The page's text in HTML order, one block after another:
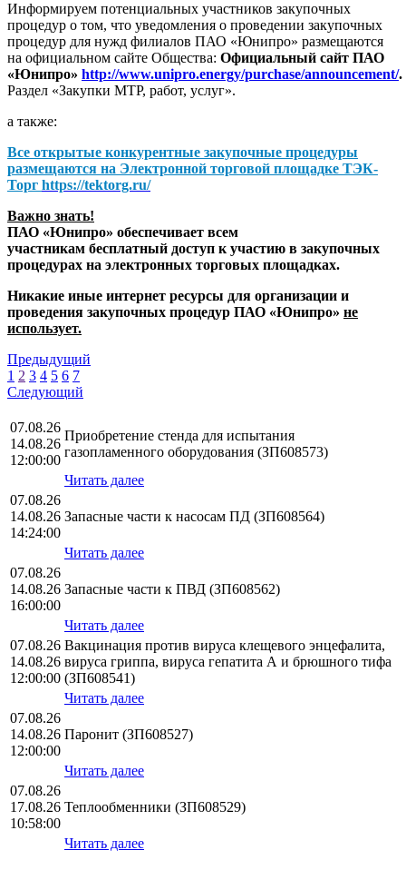
Информируем потенциальных участников закупочных
процедур о том, что уведомления о проведении закупочных
процедур для нужд филиалов ПАО «Юнипро» размещаются
на официальном сайте Общества: Официальный сайт ПАО
«Юнипро» http://www.unipro.energy/purchase/announcement/.
Раздел «Закупки МТР, работ, услуг».
а также:
Все открытые конкурентные закупочные процедуры
размещаются на Электронной торговой площадке ТЭК-
Торг https://tektorg.ru/
Важно знать!
ПАО «Юнипро» обеспечивает всем
участникам бесплатный доступ к участию в закупочных
процедурах на электронных торговых площадках.
Никакие иные интернет ресурсы для организации и
проведения закупочных процедур ПАО «Юнипро» не
использует.
Предыдущий
1 2 3 4 5 6 7
Следующий
07.08.26
14.08.26
12:00:00
Приобретение стенда для испытания
газопламенного оборудования (ЗП608573)
Читать далее
07.08.26
14.08.26
14:24:00
Запасные части к насосам ПД (ЗП608564)
Читать далее
07.08.26
14.08.26
16:00:00
Запасные части к ПВД (ЗП608562)
Читать далее
07.08.26
14.08.26
12:00:00
Вакцинация против вируса клещевого энцефалита,
вируса гриппа, вируса гепатита А и брюшного тифа
(ЗП608541)
Читать далее
07.08.26
14.08.26
12:00:00
Паронит (ЗП608527)
Читать далее
07.08.26
17.08.26
10:58:00
Теплообменники (ЗП608529)
Читать далее